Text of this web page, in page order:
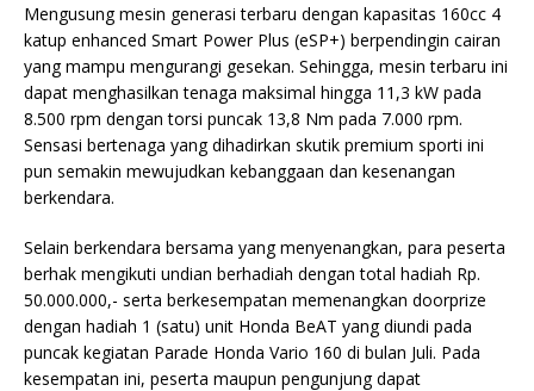
Mengusung mesin generasi terbaru dengan kapasitas 160cc 4
katup enhanced Smart Power Plus (eSP+) berpendingin cairan
yang mampu mengurangi gesekan. Sehingga, mesin terbaru ini
dapat menghasilkan tenaga maksimal hingga 11,3 kW pada
8.500 rpm dengan torsi puncak 13,8 Nm pada 7.000 rpm.
Sensasi bertenaga yang dihadirkan skutik premium sporti ini
pun semakin mewujudkan kebanggaan dan kesenangan
berkendara.
Selain berkendara bersama yang menyenangkan, para peserta
berhak mengikuti undian berhadiah dengan total hadiah Rp.
50.000.000,- serta berkesempatan memenangkan doorprize
dengan hadiah 1 (satu) unit Honda BeAT yang diundi pada
puncak kegiatan Parade Honda Vario 160 di bulan Juli. Pada
kesempatan ini, peserta maupun pengunjung dapat